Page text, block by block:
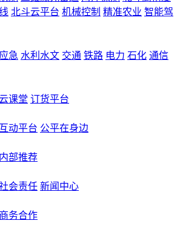
北斗云平台 机械控制 精准农业 智能驾
应急 水利水文 交通 铁路 电力 石化 通信
课堂 订货平台
互动平台 公平在身边
内部推荐
会责任 新闻中心
商务合作